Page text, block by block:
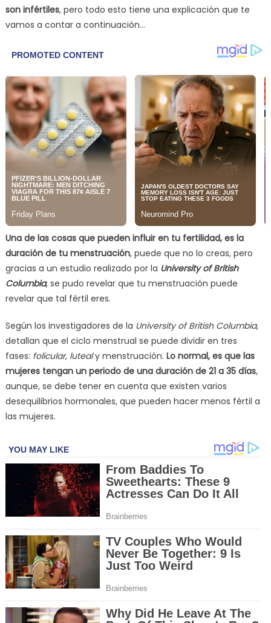
son infértiles, pero todo esto tiene una explicación que te
vamos a contar a continuación…
Una de las cosas que pueden influir en tu fertilidad, es la
duración de tu menstruación, puede que no lo creas, pero
gracias a un estudio realizado por la University of British
Columbia, se pudo revelar que tu menstruación puede
revelar que tal fértil eres.
Según los investigadores de la University of British Columbia,
detallan que el ciclo menstrual se puede dividir en tres
fases: folicular,lutealy menstruación. Lo normal, es que las
mujeres tengan un periodo de una duración de 21 a 35 días,
aunque, se debe tener en cuenta que existen varios
desequilibrios hormonales, que pueden hacer menos fértil a
las mujeres.